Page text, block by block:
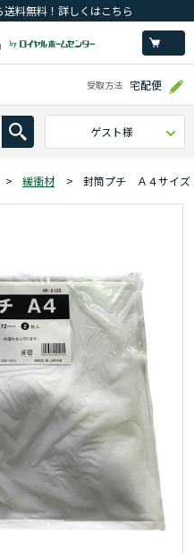
料無料！詳しくはこちら
受取方法 宅配便
ゲスト様
> 緩衝材 > 封筒プチ Ａ４サイ